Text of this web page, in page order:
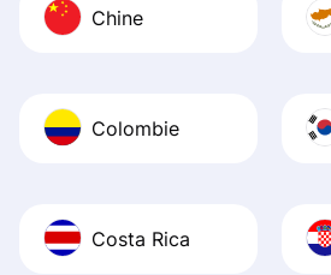
Chine
Colombie
Costa Rica